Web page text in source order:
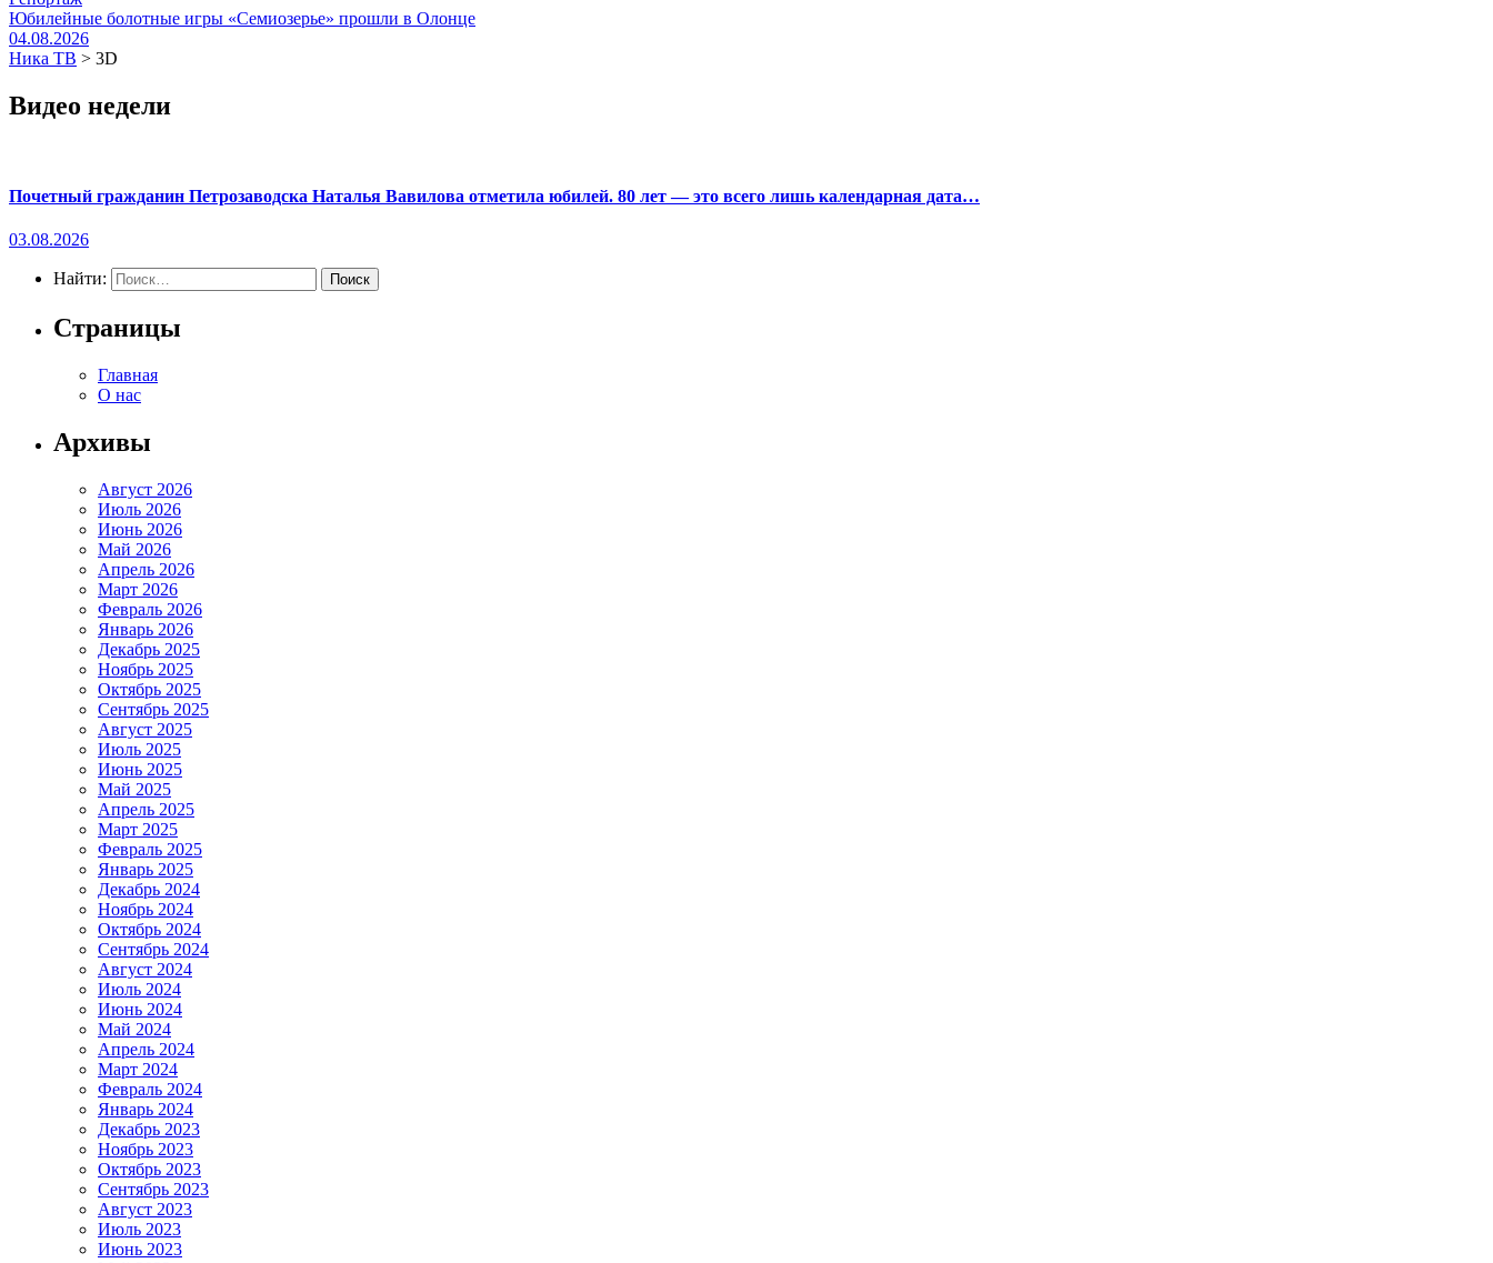
Юбилейные болотные игры «Семиозерье» прошли в Олонце
04.08.2026
Ника ТВ > 3D
Видео недели
Почетный гражданин Петрозаводска Наталья Вавилова отметила юбилей. 80 лет — это всего лишь календарная дата…
03.08.2026
Найти:
Страницы
Главная
О нас
Архивы
Август 2026
Июль 2026
Июнь 2026
Май 2026
Апрель 2026
Март 2026
Февраль 2026
Январь 2026
Декабрь 2025
Ноябрь 2025
Октябрь 2025
Сентябрь 2025
Август 2025
Июль 2025
Июнь 2025
Май 2025
Апрель 2025
Март 2025
Февраль 2025
Январь 2025
Декабрь 2024
Ноябрь 2024
Октябрь 2024
Сентябрь 2024
Август 2024
Июль 2024
Июнь 2024
Май 2024
Апрель 2024
Март 2024
Февраль 2024
Январь 2024
Декабрь 2023
Ноябрь 2023
Октябрь 2023
Сентябрь 2023
Август 2023
Июль 2023
Июнь 2023